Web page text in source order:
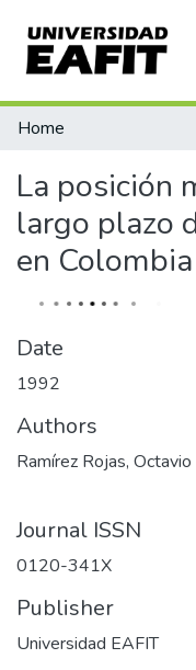
Communities &
Statistics
Home
La posición
largo plazo
en Colombia
Date
1992
Authors
Ramírez Rojas, Octavio
Journal ISSN
0120-341X
Publisher
Universidad EAFIT